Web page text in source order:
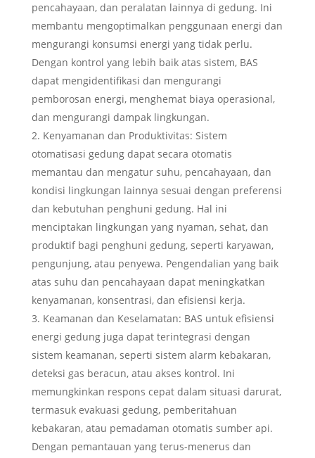
pencahayaan, dan peralatan lainnya di gedung. Ini
membantu mengoptimalkan penggunaan energi dan
mengurangi konsumsi energi yang tidak perlu.
Dengan kontrol yang lebih baik atas sistem, BAS
dapat mengidentifikasi dan mengurangi
pemborosan energi, menghemat biaya operasional,
dan mengurangi dampak lingkungan.
Kenyamanan dan Produktivitas: Sistem
otomatisasi gedung dapat secara otomatis
memantau dan mengatur suhu, pencahayaan, dan
kondisi lingkungan lainnya sesuai dengan preferensi
dan kebutuhan penghuni gedung. Hal ini
menciptakan lingkungan yang nyaman, sehat, dan
produktif bagi penghuni gedung, seperti karyawan,
pengunjung, atau penyewa. Pengendalian yang baik
atas suhu dan pencahayaan dapat meningkatkan
kenyamanan, konsentrasi, dan efisiensi kerja.
Keamanan dan Keselamatan: BAS untuk efisiensi
energi gedung juga dapat terintegrasi dengan
sistem keamanan, seperti sistem alarm kebakaran,
deteksi gas beracun, atau akses kontrol. Ini
memungkinkan respons cepat dalam situasi darurat,
termasuk evakuasi gedung, pemberitahuan
kebakaran, atau pemadaman otomatis sumber api.
Dengan pemantauan yang terus-menerus dan